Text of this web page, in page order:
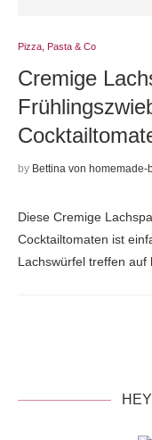
Pizza, Pasta & Co
Cremige
by Bettina von homemade-
Diese Cremige
Cocktailtomaten ist
Lachswürfel treffen auf